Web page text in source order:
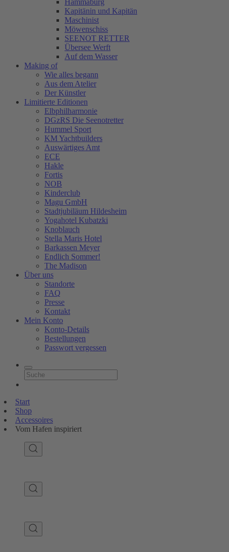
Hammaburg
Kapitänin und Kapitän
Maschinist
Möwenschiss
SEENOT RETTER
Übersee Werft
Auf dem Wasser
Making of
Wie alles begann
Aus dem Atelier
Der Künstler
Limitierte Editionen
Elbphilharmonie
DGzRS Die Seenotretter
Hummel Sport
KM Yachtbuilders
Auswärtiges Amt
ECE
Hakle
Fortis
NOB
Kinderclub
Magu GmbH
Stadtjubiläum Hildesheim
Yogahotel Kubatzki
Knoblauch
Stella Maris Hotel
Barkassen Meyer
Endlich Sommer!
The Madison
Über uns
Standorte
FAQ
Presse
Kontakt
Mein Konto
Konto-Details
Bestellungen
Passwort vergessen
Start
Shop
Accessoires
Vom Hafen inspiriert